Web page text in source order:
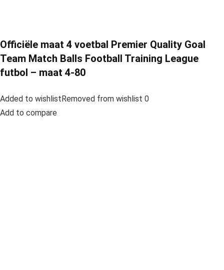
Officiële maat 4 voetbal Premier Quality Goal
Team Match Balls Football Training League
futbol – maat 4-80
Added to wishlistRemoved from wishlist 0
Add to compare